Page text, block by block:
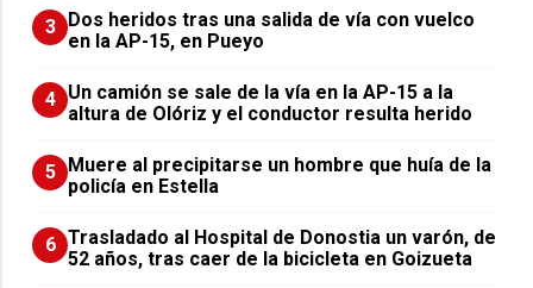
3 Dos heridos tras una salida de vía con vuelco
en la AP-15, en Pueyo
4 Un camión se sale de la vía en la AP-15 a la
altura de Olóriz y el conductor resulta herido
5 Muere al precipitarse un hombre que huía de la
policía en Estella
6 Trasladado al Hospital de Donostia un varón, de
52 años, tras caer de la bicicleta en Goizueta